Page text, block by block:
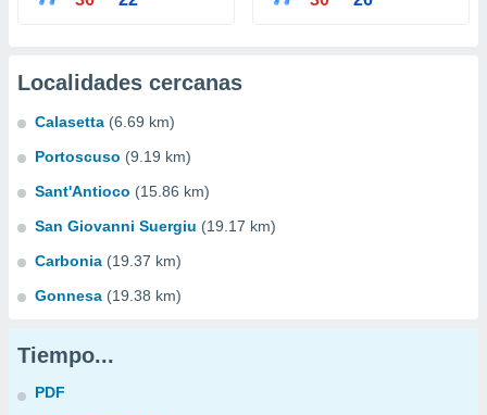
Localidades cercanas
Calasetta (6.69 km)
Portoscuso (9.19 km)
Sant'Antioco (15.86 km)
San Giovanni Suergiu (19.17 km)
Carbonia (19.37 km)
Gonnesa (19.38 km)
Tiempo...
PDF